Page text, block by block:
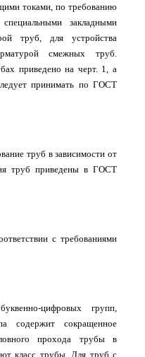
токами, по требованию
закладными
труб, для устройства
смежных труб.
приведено на черт. 1, а
принимать по ГОСТ
труб в зависимости от
труб приведены в ГОСТ
с требованиями
цифровых групп,
содержит сокращенное
прохода трубы в
класс трубы. Для труб с